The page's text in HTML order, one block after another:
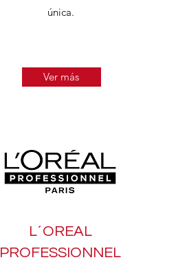
única.
Ver más
L´OREAL
PROFESSIONNEL